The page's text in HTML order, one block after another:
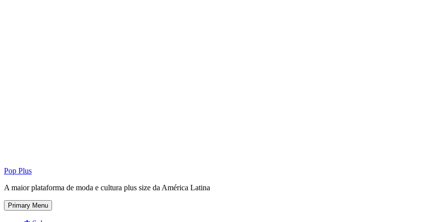
Pop Plus
A maior plataforma de moda e cultura plus size da América Latina
Primary Menu